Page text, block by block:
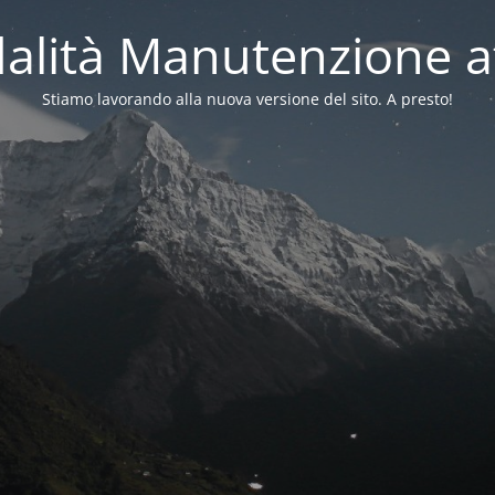
Manutenzione
Stiamo lavorando alla nuova versione del sito. A presto!